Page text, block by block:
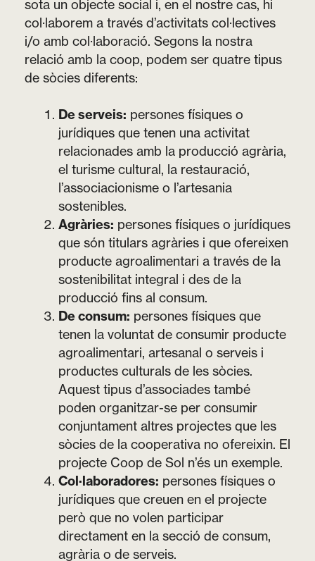
sota un objecte social i, en el nostre cas, hi
col·laborem a través d’activitats col·lectives
i/o amb col·laboració. Segons la nostra
relació amb la coop, podem ser quatre tipus
de sòcies diferents:
De serveis: persones físiques o
jurídiques que tenen una activitat
relacionades amb la producció agrària,
el turisme cultural, la restauració,
l’associacionisme o l’artesania
sostenibles.
Agràries: persones físiques o jurídiques
que són titulars agràries i que ofereixen
producte agroalimentari a través de la
sostenibilitat integral i des de la
producció fins al consum.
De consum: persones físiques que
tenen la voluntat de consumir producte
agroalimentari, artesanal o serveis i
productes culturals de les sòcies.
Aquest tipus d’associades també
poden organitzar-se per consumir
conjuntament altres projectes que les
sòcies de la cooperativa no ofereixin. El
projecte Coop de Sol n’és un exemple.
Col·laboradores: persones físiques o
jurídiques que creuen en el projecte
però que no volen participar
directament en la secció de consum,
agrària o de serveis.